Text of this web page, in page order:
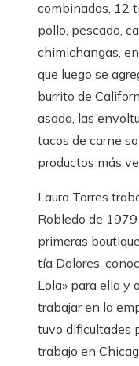
combinados, 12
pollo, pescado,
chimichangas,
que luego se
burrito de
asada, las
tacos de carne
productos más
Laura Torres
Robledo de
primeras
tía Dolores,
Lola» para ella y
trabajar en la
tuvo dificultades
trabajo en